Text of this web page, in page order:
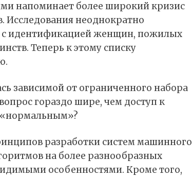
напоминает более широкий кризис
Исследования неоднократно
с идентификацией женщин, пожилых
Теперь к этому списку
зависимой от ограниченного набора
гораздо шире, чем доступ к
«нормальным»?
разработки систем машинного
на более разнообразных
особенностями. Кроме того,